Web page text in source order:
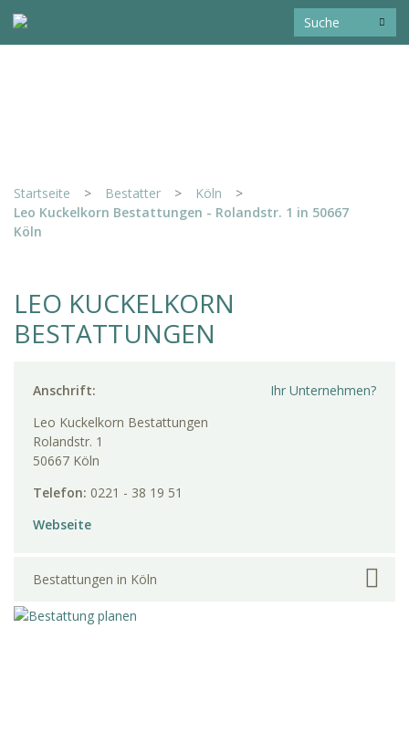
Startseite > Bestatter > Köln
>
Leo Kuckelkorn Bestattungen - Rolandstr. 1 in 50667
Köln
LEO KUCKELKORN
BESTATTUNGEN
Ihr Unternehmen?
Anschrift:
Leo Kuckelkorn Bestattungen
Rolandstr. 1
50667 Köln
Telefon: 0221 - 38 19 51
Webseite
Bestattungen in Köln